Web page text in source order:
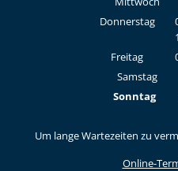
Donnerstag
Freitag
Samstag
Sonntag
Um lange Wartezeiten zu
Online-